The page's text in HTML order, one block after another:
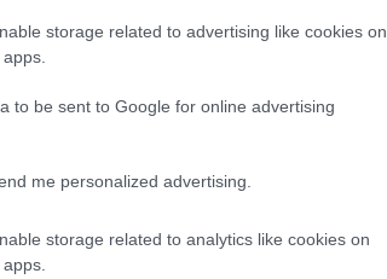
storage related to advertising like cookies on
to be sent to Google for online advertising
me personalized advertising.
storage related to analytics like cookies on